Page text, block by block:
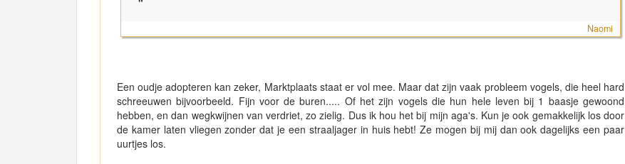
"
Naomi
Een oudje adopteren kan zeker, Marktplaats staat er vol mee. Maar dat zijn vaak probleem vogels, die heel hard
schreeuwen bijvoorbeeld. Fijn voor de buren..... Of het zijn vogels die hun hele leven bij 1 baasje gewoond
hebben, en dan wegkwijnen van verdriet, zo zielig. Dus ik hou het bij mijn aga's. Kun je ook gemakkelijk los door
de kamer laten vliegen zonder dat je een straaljager in huis hebt! Ze mogen bij mij dan ook dagelijks een paar
uurtjes los.